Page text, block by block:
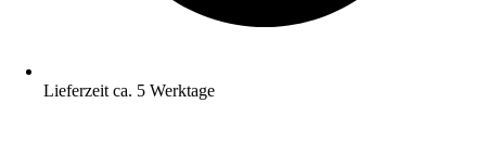
Lieferzeit ca. 5 Werktage